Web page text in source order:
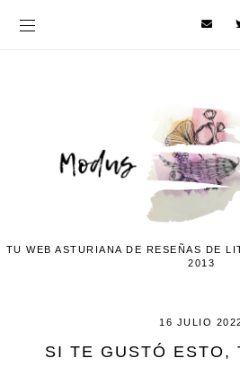
TU WEB ASTURIANA DE RESEÑAS DE
2013
16 JULIO
SI TE GUSTÓ ESTO,